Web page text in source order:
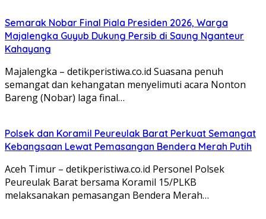
Semarak Nobar Final Piala Presiden 2026, Warga
Majalengka Guyub Dukung Persib di Saung Nganteur
Kahayang
Majalengka – detikperistiwa.co.id Suasana penuh
semangat dan kehangatan menyelimuti acara Nonton
Bareng (Nobar) laga final…
Polsek dan Koramil Peureulak Barat Perkuat Semangat
Kebangsaan Lewat Pemasangan Bendera Merah Putih
Aceh Timur – detikperistiwa.co.id Personel Polsek
Peureulak Barat bersama Koramil 15/PLKB
melaksanakan pemasangan Bendera Merah…